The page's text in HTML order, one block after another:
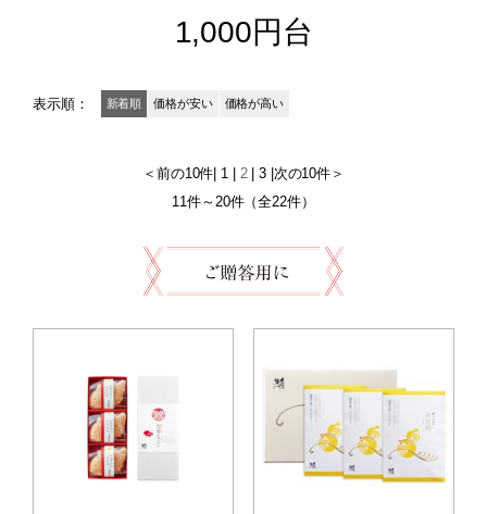
1,000円台
表示順： 新着順 価格が安い 価格が高い
＜前の10件| 1 | 2|3|次の10件＞
11件～20件（全22件）